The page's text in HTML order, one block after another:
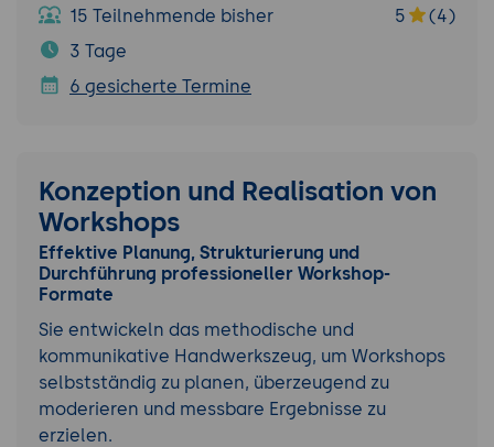
15 Teilnehmende bisher 5
(4)
3 Tage
6 gesicherte Termine
Konzeption und Realisation von
Workshops
Effektive Planung, Strukturierung und
Durchführung professioneller Workshop-
Formate
Sie entwickeln das methodische und
kommunikative Handwerkszeug, um Workshops
selbstständig zu planen, überzeugend zu
moderieren und messbare Ergebnisse zu
erzielen.